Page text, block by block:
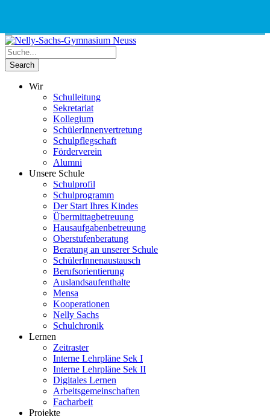
Wir
Schulleitung
Sekretariat
Kollegium
SchülerInnenvertretung
Schulpflegschaft
Förderverein
Alumni
Unsere Schule
Schulprofil
Schulprogramm
Der Start Ihres Kindes
Übermittagbetreuung
Hausaufgabenbetreuung
Oberstufenberatung
Beratung an unserer Schule
SchülerInnenaustausch
Berufsorientierung
Auslandsaufenthalte
Mensa
Kooperationen
Nelly Sachs
Schulchronik
Lernen
Zeitraster
Interne Lehrpläne Sek I
Interne Lehrpläne Sek II
Digitales Lernen
Arbeitsgemeinschaften
Facharbeit
Projekte
Number
for
calling
Address
Maps